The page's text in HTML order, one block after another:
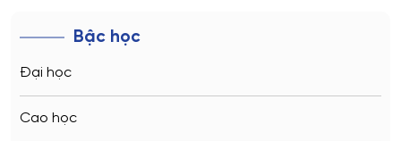
Bậc học
Đại học
Cao học